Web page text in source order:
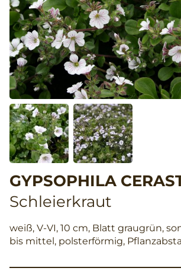
GYPSOPHILA
Schleierkraut
weiß, V-VI, 10 cm, Blatt graugrün,
bis mittel, polsterförmig,